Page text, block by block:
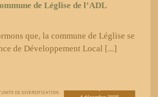
de Léglise de l’ADL
que, la commune de Léglise se
de Développement Local [...]